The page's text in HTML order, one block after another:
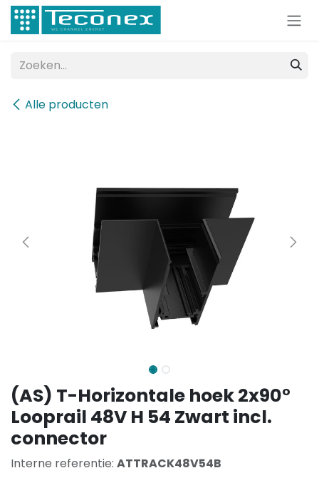
Overslaan naar inhoud
Alle producten
(AS) T-Horizontale hoek 2x90°
Looprail 48V H 54 Zwart incl.
connector
Interne referentie: ATTRACK48V54B